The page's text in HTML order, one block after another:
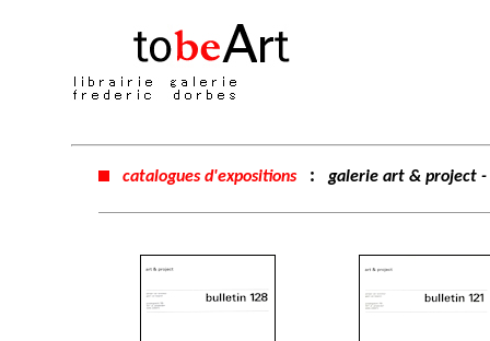
catalogues d'expositions:galerie art & project -